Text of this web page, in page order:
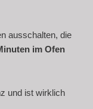
ausschalten, die
im Ofen
und ist wirklich